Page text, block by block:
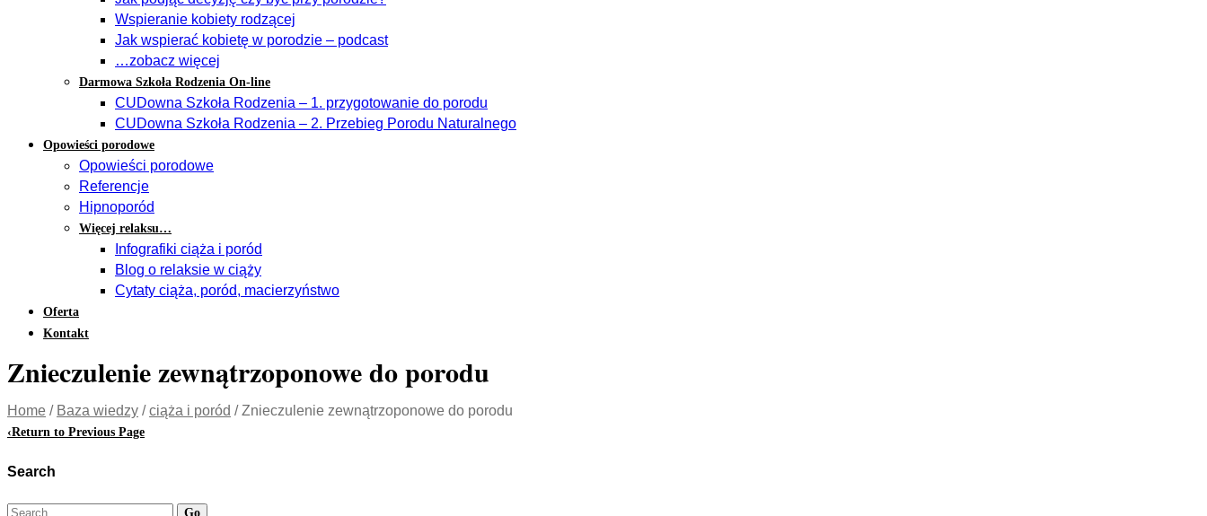
Wspieranie kobiety rodzącej
Jak wspierać kobietę w porodzie – podcast
…zobacz więcej
Darmowa Szkoła Rodzenia On-line
CUDowna Szkoła Rodzenia – 1. przygotowanie do porodu
CUDowna Szkoła Rodzenia – 2. Przebieg Porodu Naturalnego
Opowieści porodowe
Opowieści porodowe
Referencje
Hipnoporód
Więcej relaksu…
Infografiki ciąża i poród
Blog o relaksie w ciąży
Cytaty ciąża, poród, macierzyństwo
Oferta
Kontakt
Znieczulenie zewnątrzoponowe do porodu
Home / Baza wiedzy / ciąża i poród / Znieczulenie zewnątrzoponowe do porodu
‹Return to Previous Page
Search